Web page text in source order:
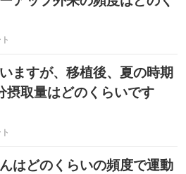
ますが、移植後、夏の時期
摂取量はどのくらいです
はどのくらいの頻度で運動